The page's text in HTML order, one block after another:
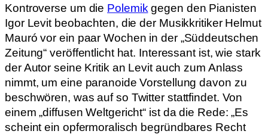
Kontroverse um die Polemik gegen den Pianisten
Igor Levit beobachten, die der Musikkritiker Helmut
Mauró vor ein paar Wochen in der „Süddeutschen
Zeitung“ veröffentlicht hat. Interessant ist, wie stark
der Autor seine Kritik an Levit auch zum Anlass
nimmt, um eine paranoide Vorstellung davon zu
beschwören, was auf so Twitter stattfindet. Von
einem „diffusen Weltgericht“ ist da die Rede: „Es
scheint ein opfermoralisch begründbares Recht